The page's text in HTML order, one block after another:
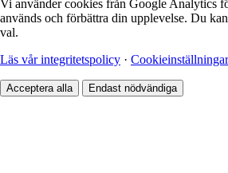
Vi använder cookies från Google Analytics
används och förbättra din upplevelse. Du
val.
Läs vår integritetspolicy · Cookieinställningar
Acceptera alla Endast nödvändiga